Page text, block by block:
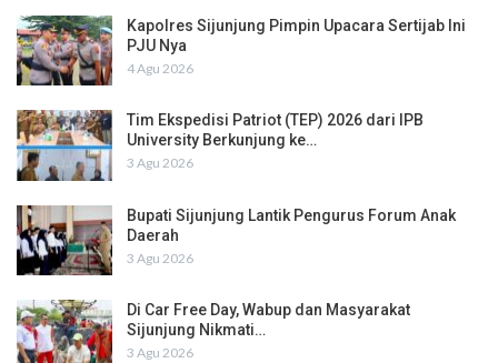
Kapolres Sijunjung Pimpin Upacara Sertijab Ini
PJU Nya
4 Agu 2026
Tim Ekspedisi Patriot (TEP) 2026 dari IPB
University Berkunjung ke…
3 Agu 2026
Bupati Sijunjung Lantik Pengurus Forum Anak
Daerah
3 Agu 2026
Di Car Free Day, Wabup dan Masyarakat
Sijunjung Nikmati…
3 Agu 2026